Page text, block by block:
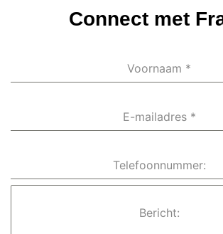
Connect met
Voornaam *
E-mailadres *
Telefoonnummer:
Bericht: